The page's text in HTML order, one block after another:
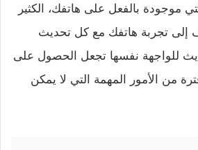
موجودة بالفعل على هاتفك، الكثير
إلى تجربة هاتفك مع كل تحديث
للواجهة نفسها تجعل الحصول على
من الأمور المهمة التي لا يمكن